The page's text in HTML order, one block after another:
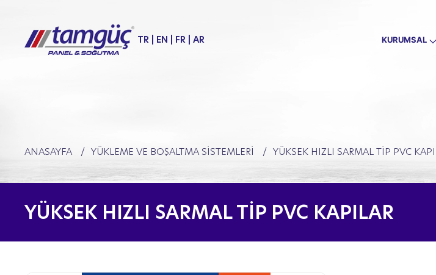
TR EN FR AR KURUMSAL
ANASAYFA YÜKLEME VE BOŞALTMA SISTEMLERI YÜKSEK HIZLI SARMAL TİP PVC
YÜKSEK HIZLI SARMAL TİP PVC KAPILAR